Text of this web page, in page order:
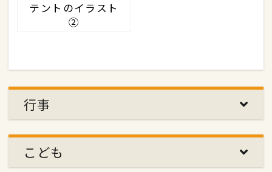
テントのイラスト
②
行事
こども